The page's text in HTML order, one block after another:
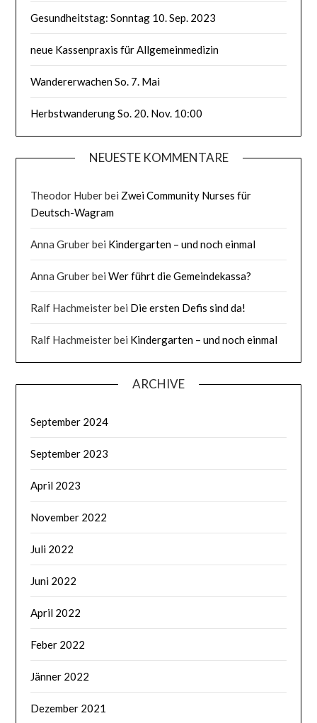
Gesundheitstag: Sonntag 10. Sep. 2023
neue Kassenpraxis für Allgemeinmedizin
Wandererwachen So. 7. Mai
Herbstwanderung So. 20. Nov. 10:00
NEUESTE KOMMENTARE
Theodor Huberbei Zwei Community Nurses für
Deutsch-Wagram
Anna Gruberbei Kindergarten – und noch einmal
Anna GruberbeiWer führt die Gemeindekassa?
Ralf Hachmeisterbei Die ersten Defis sind da!
Ralf Hachmeisterbei Kindergarten – und noch einmal
ARCHIVE
September 2024
September 2023
April 2023
November 2022
Juli 2022
Juni 2022
April 2022
Feber 2022
Jänner 2022
Dezember 2021